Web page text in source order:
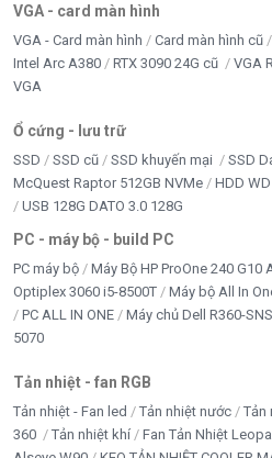
VGA - card màn hình
VGA - Card màn hình Card màn hình cũ
Intel Arc A380
RTX 3090 24G cũ VGA
VGA
Ổ cứng - lưu trữ
SSD SSD cũ SSD khuyến mại SSD
McQuest Raptor 512GB NVMe
HDD
USB 128G DATO 3.0 128G
PC - máy bộ - build PC
PC máy bộ Máy Bộ HP ProOne 240 G10
Optiplex 3060 i5-8500T
Máy bộ All In
PC ALL IN ONE
Máy chủ Dell R360-
5070
Tản nhiệt - fan RGB
Tản nhiệt - Fan led Tản nhiệt nước
Tản
360
Tản nhiệt khí Fan Tản Nhiệt